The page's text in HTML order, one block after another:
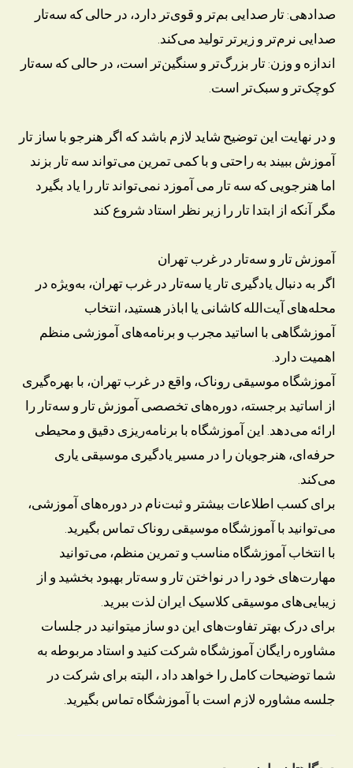
صدادهی: تار صدایی بم‌تر و قوی‌تر دارد، در حالی که سه‌تار
صدایی نرم‌تر و زیرتر تولید می‌کند.
اندازه و وزن: تار بزرگ‌تر و سنگین‌تر است، در حالی که سه‌تار
کوچک‌تر و سبک‌تر است.
و در نهایت این توضیح شاید لازم باشد که اگر هنرجو با ساز تار
آموزش ببیند به راحتی و با کمی تمرین می‌تواند سه تار بزند
اما هنرجویی که سه تار می آموزد نمی‌تواند تار را یاد بگیرد
مگر آنکه از ابتدا تار را زیر نظر استاد شروع کند
آموزش تار و سه‌تار در غرب تهران
اگر به دنبال یادگیری تار یا سه‌تار در غرب تهران، به‌ویژه در
محله‌های آیت‌الله کاشانی یا اباذر هستید، انتخاب
آموزشگاهی با اساتید مجرب و برنامه‌های آموزشی منظم
اهمیت دارد.
آموزشگاه موسیقی روناک، واقع در غرب تهران، با بهره‌گیری
از اساتید برجسته، دوره‌های تخصصی آموزش تار و سه‌تار را
ارائه می‌دهد. این آموزشگاه با برنامه‌ریزی دقیق و محیطی
حرفه‌ای، هنرجویان را در مسیر یادگیری موسیقی یاری
می‌کند.
برای کسب اطلاعات بیشتر و ثبت‌نام در دوره‌های آموزشی،
می‌توانید با آموزشگاه موسیقی روناک تماس بگیرید.
با انتخاب آموزشگاه مناسب و تمرین منظم، می‌توانید
مهارت‌های خود را در نواختن تار و سه‌تار بهبود بخشید و از
زیبایی‌های موسیقی کلاسیک ایران لذت ببرید.
برای درک بهتر تفاوت‌های این دو ساز میتوانید در جلسات
مشاوره رایگان آموزشگاه شرکت کنید و استاد مربوطه به
شما توضیحات کامل را خواهد داد ، البته برای شرکت در
جلسه مشاوره لازم است با آموزشگاه تماس بگیرید.